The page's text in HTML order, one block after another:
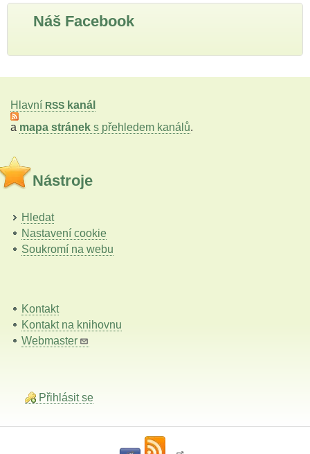
Náš Facebook
Hlavní RSS kanál
a mapa stránek s přehledem kanálů.
Nástroje
Hledat
Nastavení cookie
Soukromí na webu
Kontakt
Kontakt na knihovnu
Webmaster
Přihlásit se